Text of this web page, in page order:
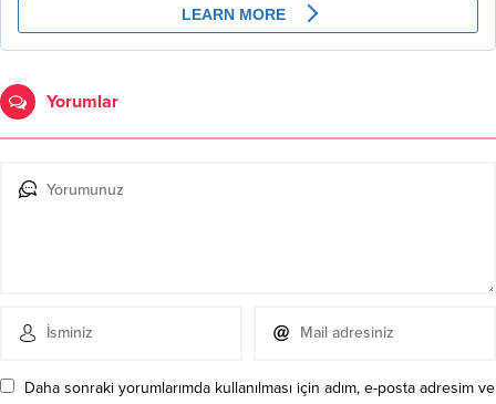
Yorumlar
Daha sonraki yorumlarımda kullanılması için adım, e-posta adresim ve